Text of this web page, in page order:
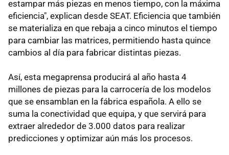
estampar más piezas en menos tiempo, con la máxima
eficiencia", explican desde SEAT. Eficiencia que también
se materializa en que rebaja a cinco minutos el tiempo
para cambiar las matrices, permitiendo hasta quince
cambios al día para fabricar distintas piezas.
Así, esta megaprensa producirá al año hasta 4
millones de piezas para la carrocería de los modelos
que se ensamblan en la fábrica española. A ello se
suma la conectividad que equipa, y que servirá para
extraer alrededor de 3.000 datos para realizar
predicciones y optimizar aún más los procesos.